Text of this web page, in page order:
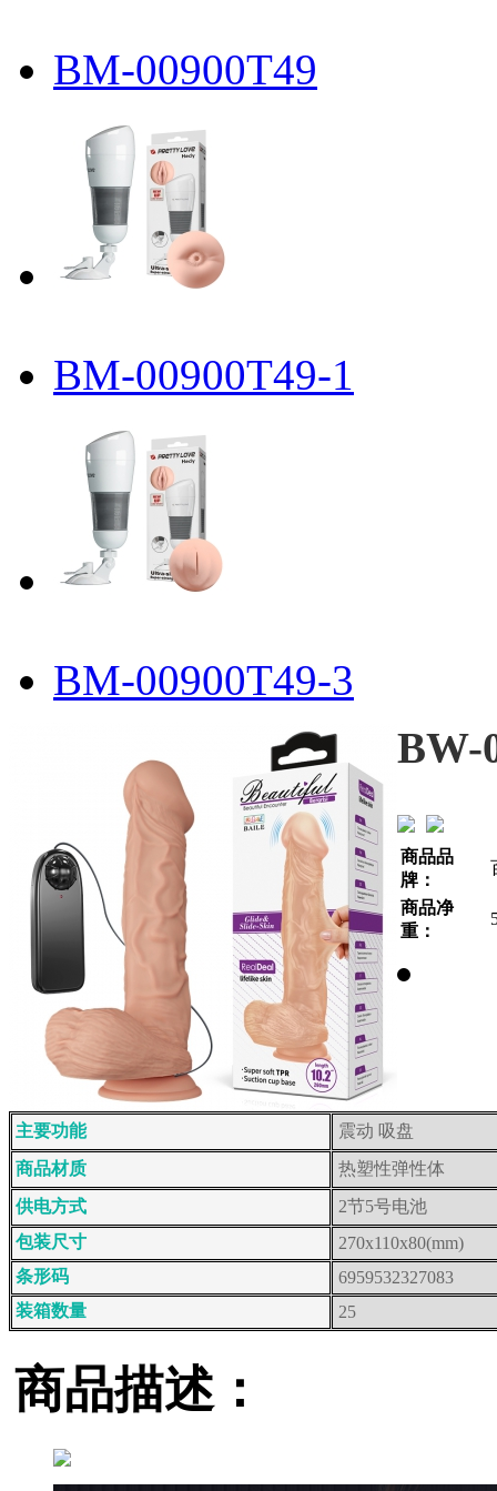
BM-00900T49
BM-00900T49-1
BM-00900T49-3
BW-
商品品
牌：
商品净
重：
主要功能
震动 吸盘
商品材质
热塑性弹性体
供电方式
2节5号电池
包装尺寸
270x110x80(mm)
条形码
6959532327083
装箱数量
25
商品描述：